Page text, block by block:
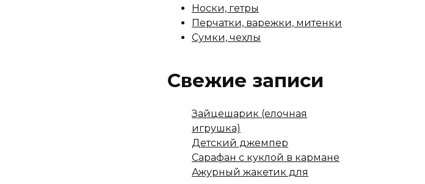
Носки, гетры
Перчатки, варежки, митенки
Сумки, чехлы
Свежие записи
Зайцешарик (елочная
игрушка)
Детский джемпер
Сарафан с куклой в кармане
Ажурный жакетик для